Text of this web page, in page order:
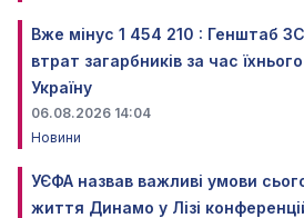
Вже мінус 1 454 210 : Генштаб
втрат загарбників за час
Україну
06.08.2026 14:04
Новини
УЄФА назвав важливі умови
життя Динамо у Лізі